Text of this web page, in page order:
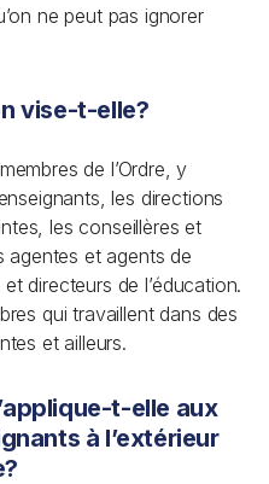
ne peut pas ignorer
vise-t-elle?
de l’Ordre, y
les directions
les conseillères et
agentes et agents de
directeurs de l’éducation.
qui travaillent dans des
et ailleurs.
t-elle aux
à l’extérieur